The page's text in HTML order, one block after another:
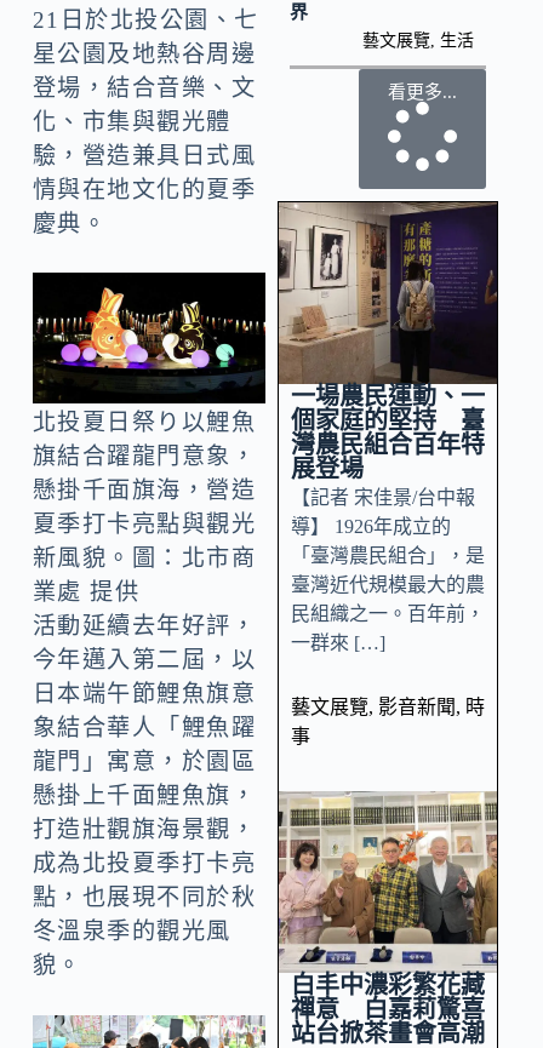
21日於北投公園、七
星公園及地熱谷周邊
登場，結合音樂、文
化、市集與觀光體
驗，營造兼具日式風
情與在地文化的夏季
慶典。
北投夏日祭り以鯉魚
旗結合躍龍門意象，
懸掛千面旗海，營造
夏季打卡亮點與觀光
新風貌。圖：北市商
業處 提供
活動延續去年好評，
今年邁入第二屆，以
日本端午節鯉魚旗意
象結合華人「鯉魚躍
龍門」寓意，於園區
懸掛上千面鯉魚旗，
打造壯觀旗海景觀，
成為北投夏季打卡亮
點，也展現不同於秋
冬溫泉季的觀光風
貌。
界
藝文展覽 生活
看更多...
一場農民運動、一
個家庭的堅持 臺
灣農民組合百年特
展登場
【記者 宋佳景/台中報
導】 1926年成立的
「臺灣農民組合」，是
臺灣近代規模最大的農
民組織之一。百年前，
一群來 […]
藝文展覽, 影音新聞, 時
事
白丰中濃彩繁花藏
禪意 白嘉莉驚喜
站台掀茶畫會高潮